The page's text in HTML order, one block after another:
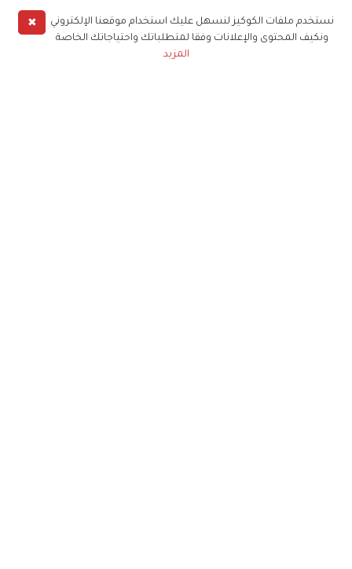
✖
نستخدم ملفات الكوكيز لنسهل عليك استخدام موقعنا الإلكتروني
ونكيف المحتوى والإعلانات وفقا لمتطلباتك واحتياجاتك الخاصة
المزيد